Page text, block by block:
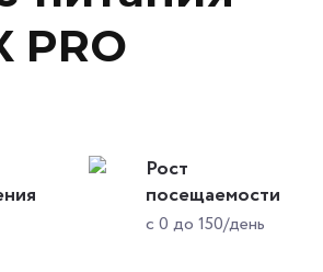
PRO
Рост
посещаемости
с 0 до 150/день